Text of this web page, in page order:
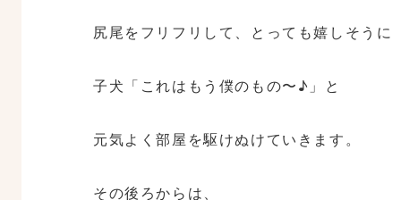
尻尾をフリフリして、とっても嬉しそうに
子犬「これはもう僕のもの〜♪」と
元気よく部屋を駆けぬけていきます。
その後ろからは、